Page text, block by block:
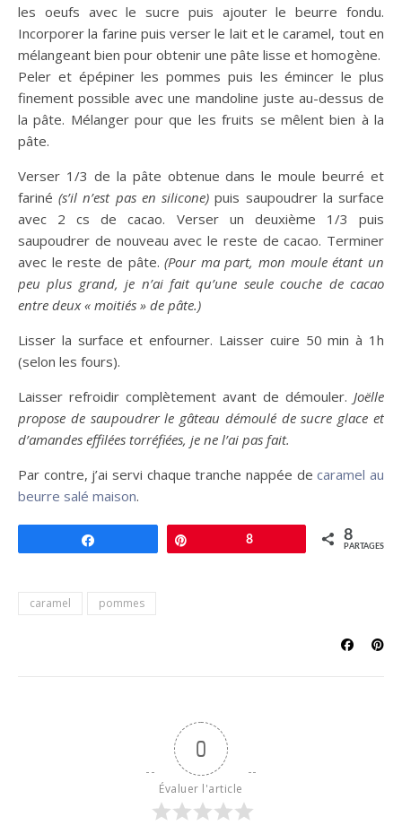
les oeufs avec le sucre puis ajouter le beurre fondu.
Incorporer la farine puis verser le lait et le caramel, tout en
mélangeant bien pour obtenir une pâte lisse et homogène.
Peler et épépiner les pommes puis les émincer le plus
finement possible avec une mandoline juste au-dessus de
la pâte. Mélanger pour que les fruits se mêlent bien à la
pâte.
Verser 1/3 de la pâte obtenue dans le moule beurré et
fariné(s’il n’est pas en silicone) puis saupoudrer la surface
avec 2 cs de cacao. Verser un deuxième 1/3 puis
saupoudrer de nouveau avec le reste de cacao. Terminer
avec le reste de pâte.(Pour ma part, mon moule étant un
peu plus grand, je n’ai fait qu’une seule couche de cacao
entre deux « moitiés » de pâte.)
Lisser la surface et enfourner. Laisser cuire 50 min à 1h
(selon les fours).
Laisser refroidir complètement avant de démouler. Joëlle
propose de saupoudrer le gâteau démoulé de sucre glace et
d’amandes effilées torréfiées, je ne l’ai pas fait.
Par contre, j’ai servi chaque tranche nappée decaramel au
beurre salé maison.
8 8
PARTAGES
caramel pommes
0
Évaluer l'article